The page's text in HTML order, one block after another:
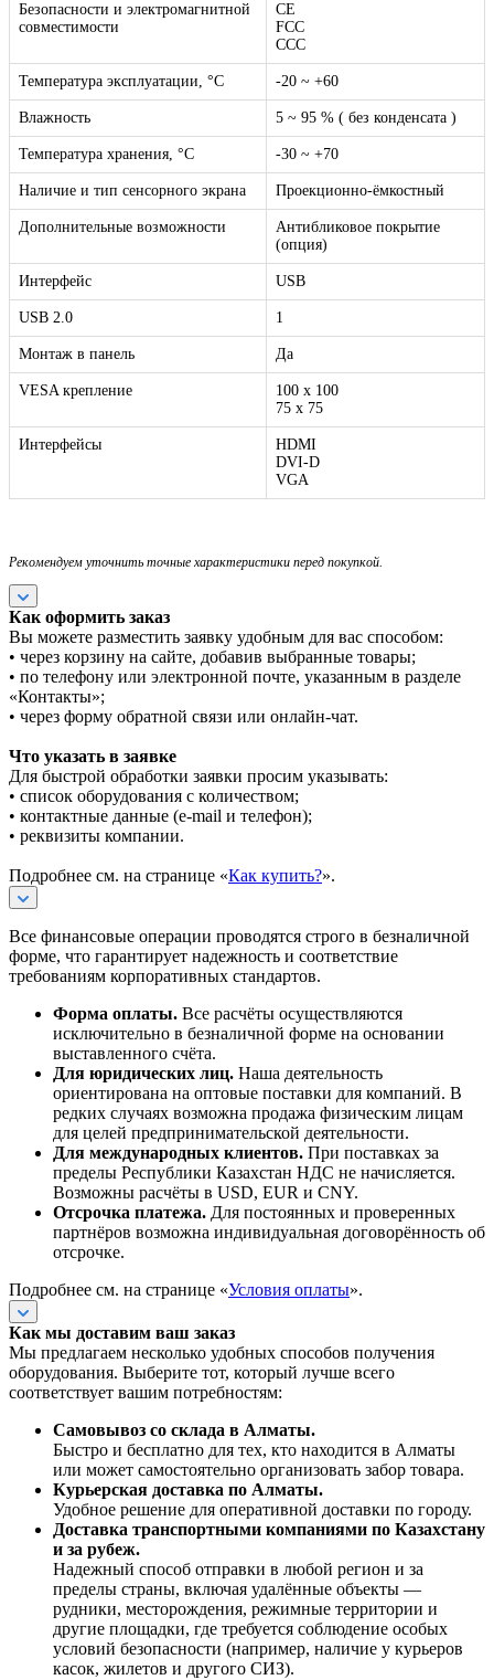
Безопасности и электромагнитной
совместимости
CE
FCC
CСС
Температура эксплуатации, °C -20 ~ +60
Влажность 5 ~ 95 % ( без конденсата )
Температура хранения, °C -30 ~ +70
Наличие и тип сенсорного экрана Проекционно-ёмкостный
Дополнительные возможности
Антибликовое покрытие
(опция)
Интерфейс USB
USB 2.0 1
Монтаж в панель Да
VESA крепление
100 x 100
75 x 75
Интерфейсы
HDMI
DVI-D
VGA
Рекомендуем уточнить точные характеристики перед покупкой.
Как оформить заказ
Вы можете разместить заявку удобным для вас способом:
• через корзину на сайте, добавив выбранные товары;
• по телефону или электронной почте, указанным в разделе
«Контакты»;
• через форму обратной связи или онлайн-чат.
Что указать в заявке
Для быстрой обработки заявки просим указывать:
• список оборудования с количеством;
• контактные данные (e-mail и телефон);
• реквизиты компании.
Подробнее см. на странице «Как купить?».
Все финансовые операции проводятся строго в безналичной
форме, что гарантирует надежность и соответствие
требованиям корпоративных стандартов.
Форма оплаты. Все расчёты осуществляются
исключительно в безналичной форме на основании
выставленного счёта.
Для юридических лиц. Наша деятельность
ориентирована на оптовые поставки для компаний. В
редких случаях возможна продажа физическим лицам
для целей предпринимательской деятельности.
Для международных клиентов. При поставках за
пределы Республики Казахстан НДС не начисляется.
Возможны расчёты в USD, EUR и CNY.
Отсрочка платежа. Для постоянных и проверенных
партнёров возможна индивидуальная договорённость об
отсрочке.
Подробнее см. на странице «Условия оплаты».
Как мы доставим ваш заказ
Мы предлагаем несколько удобных способов получения
оборудования. Выберите тот, который лучше всего
соответствует вашим потребностям:
Самовывоз со склада в Алматы.
Быстро и бесплатно для тех, кто находится в Алматы
или может самостоятельно организовать забор товара.
Курьерская доставка по Алматы.
Удобное решение для оперативной доставки по городу.
Доставка транспортными компаниями по Казахстану
и за рубеж.
Надежный способ отправки в любой регион и за
пределы страны, включая удалённые объекты —
рудники, месторождения, режимные территории и
другие площадки, где требуется соблюдение особых
условий безопасности (например, наличие у курьеров
касок, жилетов и другого СИЗ).